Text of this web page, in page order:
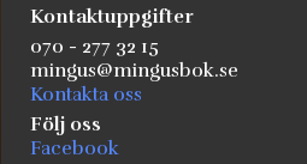
Kontaktuppgifter
070 - 277 32 15
mingus@mingusbok.se
Kontakta oss
Följ oss
Facebook